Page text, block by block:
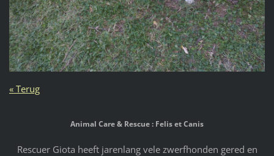
« Terug
Animal Care & Rescue : Felis et Canis
Rescuer Giota heeft jarenlang vele zwerfhonden gered en